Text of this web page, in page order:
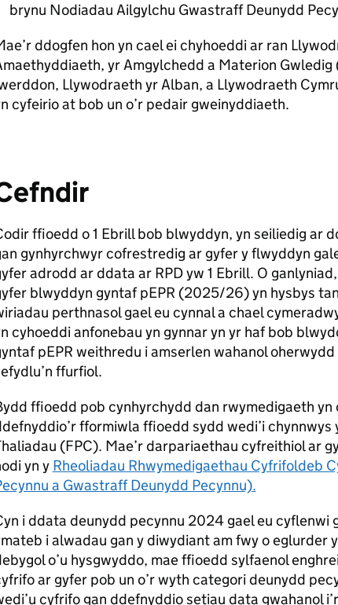
brynu Nodiadau Ailgylchu Gwastraff Deunydd
ddogfen hon yn cael ei chyhoeddi ar ran
yr Amgylchedd a Materion Gwledig
Llywodraeth yr Alban, a Llywodraeth
cyfeirio at bob un o’r pedair gweinyddiaeth.
ffioedd o 1 Ebrill bob blwyddyn, yn seiliedig ar
gynhyrchwyr cofrestredig ar gyfer y flwyddyn
adrodd ar ddata ar RPD yw 1 Ebrill. O
blwyddyn gyntaf pEPR (2025/26) yn hysbys
perthnasol gael eu cynnal a chael
cyhoeddi anfonebau yn gynnar yn yr haf bob
pEPR weithredu i amserlen wahanol
ffurfiol.
ffioedd pob cynhyrchydd dan rwymedigaeth yn
fformiwla ffioedd sydd wedi’i chynnwys
(FPC). Mae’r darpariaethau cyfreithiol ar
yn y Rheoliadau Rhwymedigaethau Cyfrifoldeb
a Gwastraff Deunydd Pecynnu).
i ddata deunydd pecynnu 2024 gael eu cyflenwi
i alwadau gan y diwydiant am fwy o eglurder
o’u hysgwyddo, mae ffioedd sylfaenol
ar gyfer pob un o’r wyth categori deunydd
cyfrifo gan ddefnyddio setiau data gwahanol